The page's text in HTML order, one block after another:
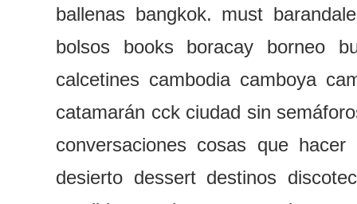
ballenas bangkok. must
bolsos
books boracay borneo
calcetines cambodia camboya
catamarán cck ciudad sin
conversaciones cosas que hacer
desierto dessert destinos